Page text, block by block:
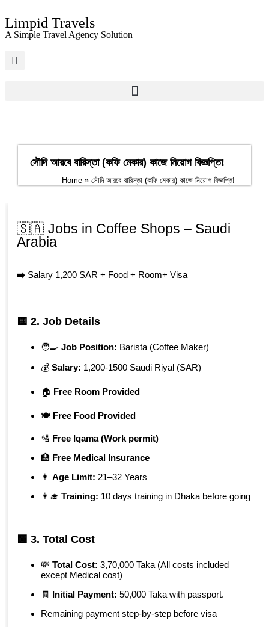
Limpid Travels
A Simple Travel Agency Solution
সৌদি আরবে বারিস্তা (কফি মেকার) কাজে নিয়োগ বিজ্ঞপ্তি!
Home »সৌদি আরবে বারিস্তা (কফি মেকার) কাজে নিয়োগ বিজ্ঞপ্তি!
🇸🇦 Jobs in Coffee Shops – Saudi
Arabia
➡️ Salary 1,200 SAR + Food + Room+ Visa
🟨 2. Job Details
🧑‍🍳 Job Position: Barista (Coffee Maker)
💰 Salary: 1,200-1500 Saudi Riyal (SAR)
🏠 Free Room Provided
🍽️ Free Food Provided
🛂 Free Iqama (Work permit)
🏥 Free Medical Insurance
👨 Age Limit: 21–32 Years
👨‍🎓 Training: 10 days training in Dhaka before going
🟩 3. Total Cost
💸 Total Cost: 3,70,000 Taka (All costs included
except Medical cost)
🧾 Initial Payment: 50,000 Taka with passport.
Remaining payment step-by-step before visa